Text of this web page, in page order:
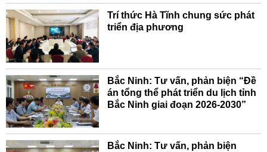
Trí thức Hà Tĩnh chung sức phát
triển địa phương
Bắc Ninh: Tư vấn, phản biện “Đề
án tổng thể phát triển du lịch tỉnh
Bắc Ninh giai đoạn 2026-2030”
Bắc Ninh: Tư vấn, phản biện